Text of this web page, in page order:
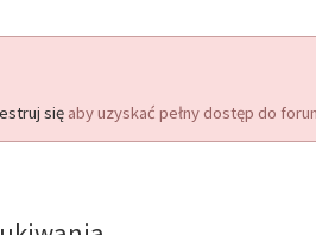
się aby uzyskać pełny dostęp do